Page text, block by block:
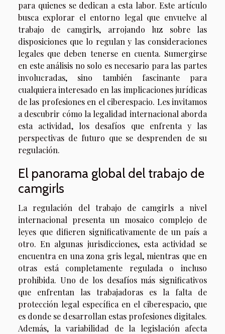
para quienes se dedican a esta labor. Este artículo
busca explorar el entorno legal que envuelve al
trabajo de camgirls, arrojando luz sobre las
disposiciones que lo regulan y las consideraciones
legales que deben tenerse en cuenta. Sumergirse
en este análisis no solo es necesario para las partes
involucradas, sino también fascinante para
cualquiera interesado en las implicaciones jurídicas
de las profesiones en el ciberespacio. Les invitamos
a descubrir cómo la legalidad internacional aborda
esta actividad, los desafíos que enfrenta y las
perspectivas de futuro que se desprenden de su
regulación.
El panorama global del trabajo de
camgirls
La regulación del trabajo de camgirls a nivel
internacional presenta un mosaico complejo de
leyes que difieren significativamente de un país a
otro. En algunas jurisdicciones, esta actividad se
encuentra en una zona gris legal, mientras que en
otras está completamente regulada o incluso
prohibida. Uno de los desafíos más significativos
que enfrentan las trabajadoras es la falta de
protección legal específica en el ciberespacio, que
es donde se desarrollan estas profesiones digitales.
Además, la variabilidad de la legislación afecta